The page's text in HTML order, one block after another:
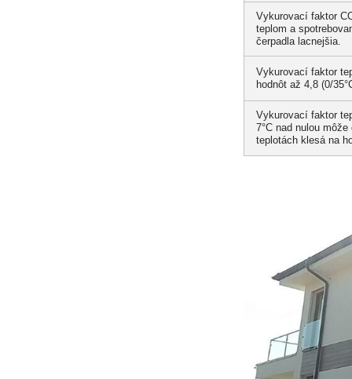
Vykurovací faktor
teplom a
čerpadla lacnejšia.
Vykurovací faktor
hodnôt až 4,8 (0/
Vykurovací faktor
7°C nad nulou
teplotách klesá na